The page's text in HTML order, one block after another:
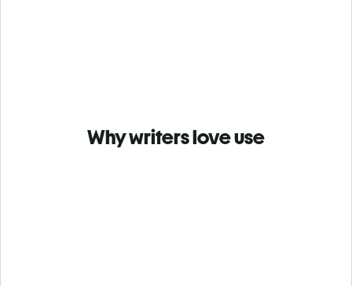
Why writers love use